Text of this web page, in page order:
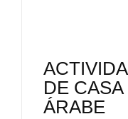
DE CASA
ÁRABE